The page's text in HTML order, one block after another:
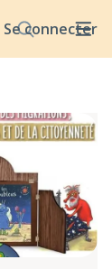
Se connecter